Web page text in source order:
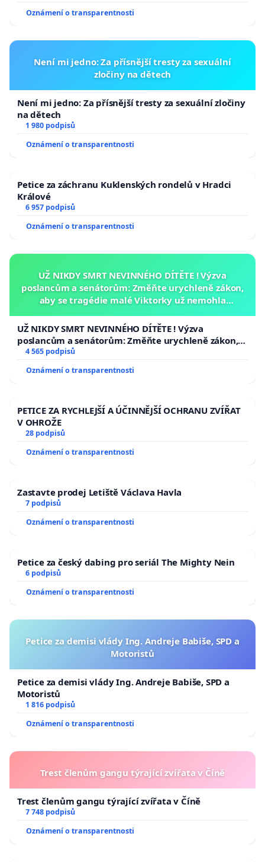
Oznámení o transparentnosti
Není mi jedno: Za přísnější tresty za sexuální
zločiny na dětech
Není mi jedno: Za přísnější tresty za sexuální zločiny
na dětech
1 980 podpisů
Oznámení o transparentnosti
Petice za záchranu Kuklenských rondelů v Hradci
Králové
6 957 podpisů
Oznámení o transparentnosti
UŽ NIKDY SMRT NEVINNÉHO DÍTĚTE ! Výzva
poslancům a senátorům: Změňte urychleně zákon,
aby se tragédie malé Viktorky už nemohla
UŽ NIKDY SMRT NEVINNÉHO DÍTĚTE ! Výzva
poslancům a senátorům: Změňte urychleně zákon,
aby se tragédie malé Viktorky už nemohla opakovat!
4 565 podpisů
Oznámení o transparentnosti
PETICE ZA RYCHLEJŠÍ A ÚČINNĚJŠÍ OCHRANU ZVÍŘAT
V OHROŽE
28 podpisů
Oznámení o transparentnosti
Zastavte prodej Letiště Václava Havla
7 podpisů
Oznámení o transparentnosti
Petice za český dabing pro seriál The Mighty Nein
6 podpisů
Oznámení o transparentnosti
Petice za demisi vlády Ing. Andreje Babiše, SPD a
Motoristů
Petice za demisi vlády Ing. Andreje Babiše, SPD a
Motoristů
1 816 podpisů
Oznámení o transparentnosti
Trest členům gangu týrající zvířata v Číně
Trest členům gangu týrající zvířata v Číně
7 748 podpisů
Oznámení o transparentnosti